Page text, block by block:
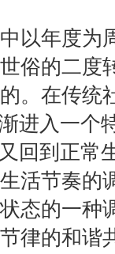
年度为
俗的二度
。在传统
进入一个
回到正常
活节奏的
态的一种
律的和谐